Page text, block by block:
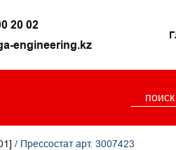
20 02
engineering.kz
/ Прессостат арт. 3007423